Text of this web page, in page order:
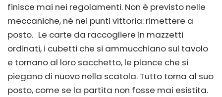
finisce mai nei regolamenti. Non è previsto nelle
meccaniche, né nei punti vittoria: rimettere a
posto. Le carte da raccogliere in mazzetti
ordinati, i cubetti che si ammucchiano sul tavolo
e tornano al loro sacchetto, le plance che si
piegano di nuovo nella scatola. Tutto torna al suo
posto, come se la partita non fosse mai esistita.